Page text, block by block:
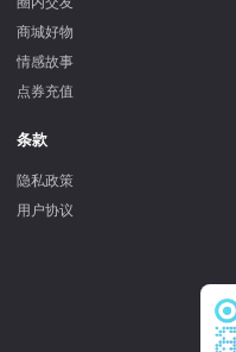
商城好物
情感故事
点券充值
条款
隐私政策
用户协议